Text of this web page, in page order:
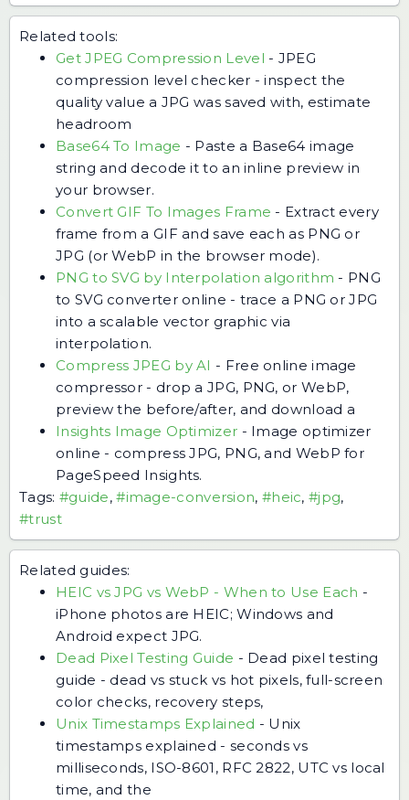
Related tools:
Get JPEG Compression Level - JPEG
compression level checker - inspect the
quality value a JPG was saved with, estimate
headroom
Base64 To Image - Paste a Base64 image
string and decode it to an inline preview in
your browser.
Convert GIF To Images Frame - Extract every
frame from a GIF and save each as PNG or
JPG (or WebP in the browser mode).
PNG to SVG by Interpolation algorithm - PNG
to SVG converter online - trace a PNG or JPG
into a scalable vector graphic via
interpolation.
Compress JPEG by AI - Free online image
compressor - drop a JPG, PNG, or WebP,
preview the before/after, and download a
Insights Image Optimizer - Image optimizer
online - compress JPG, PNG, and WebP for
PageSpeed Insights.
Tags: #guide,#image-conversion, #heic,#jpg,
#trust
Related guides:
HEIC vs JPG vs WebP - When to Use Each -
iPhone photos are HEIC; Windows and
Android expect JPG.
Dead Pixel Testing Guide - Dead pixel testing
guide - dead vs stuck vs hot pixels, full-screen
color checks, recovery steps,
Unix Timestamps Explained - Unix
timestamps explained - seconds vs
milliseconds, ISO-8601, RFC 2822, UTC vs local
time, and the